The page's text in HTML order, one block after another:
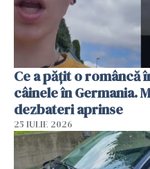
Ce a pățit o româncă
câinele în Germania.
dezbateri aprinse
25 IULIE 2026